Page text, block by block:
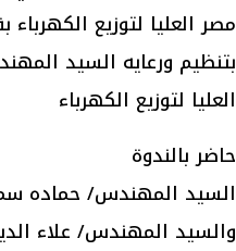
مصر العليا لتوزيع الكهرباء
بتنظيم ورعايه السيد
العليا لتوزيع الكهرباء
حاضر بالندوة
السيد المهندس/ حماده
والسيد المهندس/ علاء